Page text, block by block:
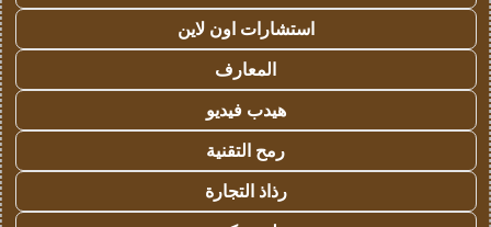
استشارات اون لاين
المعارف
هيدب فيديو
رمح التقنية
رذاذ التجارة